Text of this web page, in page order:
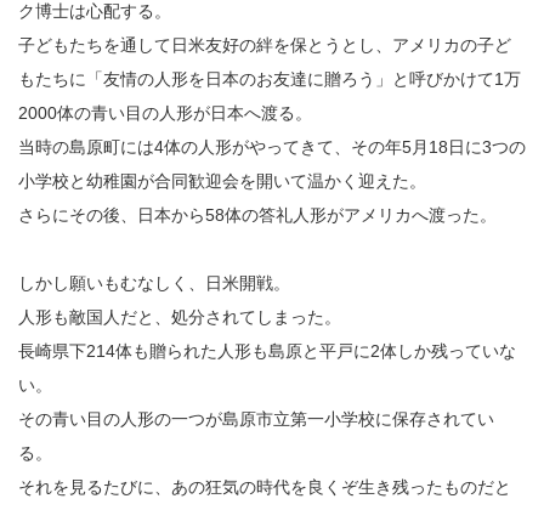
ク博士は心配する。
子どもたちを通して日米友好の絆を保とうとし、アメリカの子ど
もたちに「友情の人形を日本のお友達に贈ろう」と呼びかけて1万
2000体の青い目の人形が日本へ渡る。
当時の島原町には4体の人形がやってきて、その年5月18日に3つの
小学校と幼稚園が合同歓迎会を開いて温かく迎えた。
さらにその後、日本から58体の答礼人形がアメリカへ渡った。
しかし願いもむなしく、日米開戦。
人形も敵国人だと、処分されてしまった。
長崎県下214体も贈られた人形も島原と平戸に2体しか残っていな
い。
その青い目の人形の一つが島原市立第一小学校に保存されてい
る。
それを見るたびに、あの狂気の時代を良くぞ生き残ったものだと